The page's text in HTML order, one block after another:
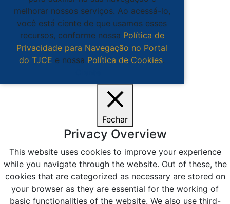
melhorar nossos serviços. Ao acessá-lo,
você está ciente de que usamos esses
recursos, conforme nossa Política de
Privacidade para Navegação no Portal
do TJCE e nossa Política de Cookies.
Fechar
Privacy Overview
This website uses cookies to improve your experience
while you navigate through the website. Out of these, the
cookies that are categorized as necessary are stored on
your browser as they are essential for the working of
basic functionalities of the website. We also use third-